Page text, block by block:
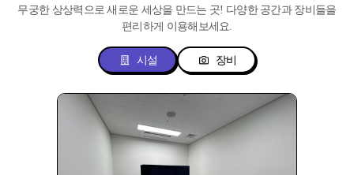
무궁한 상상력으로 새로운 세상을 만드는 곳! 다양한 공간과 장비들을
편리하게 이용해보세요.
시설 장비